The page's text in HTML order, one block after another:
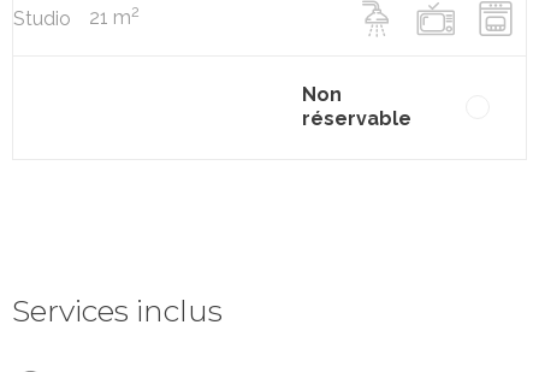
Studio 21 m2
Non
réservable
Services inclus